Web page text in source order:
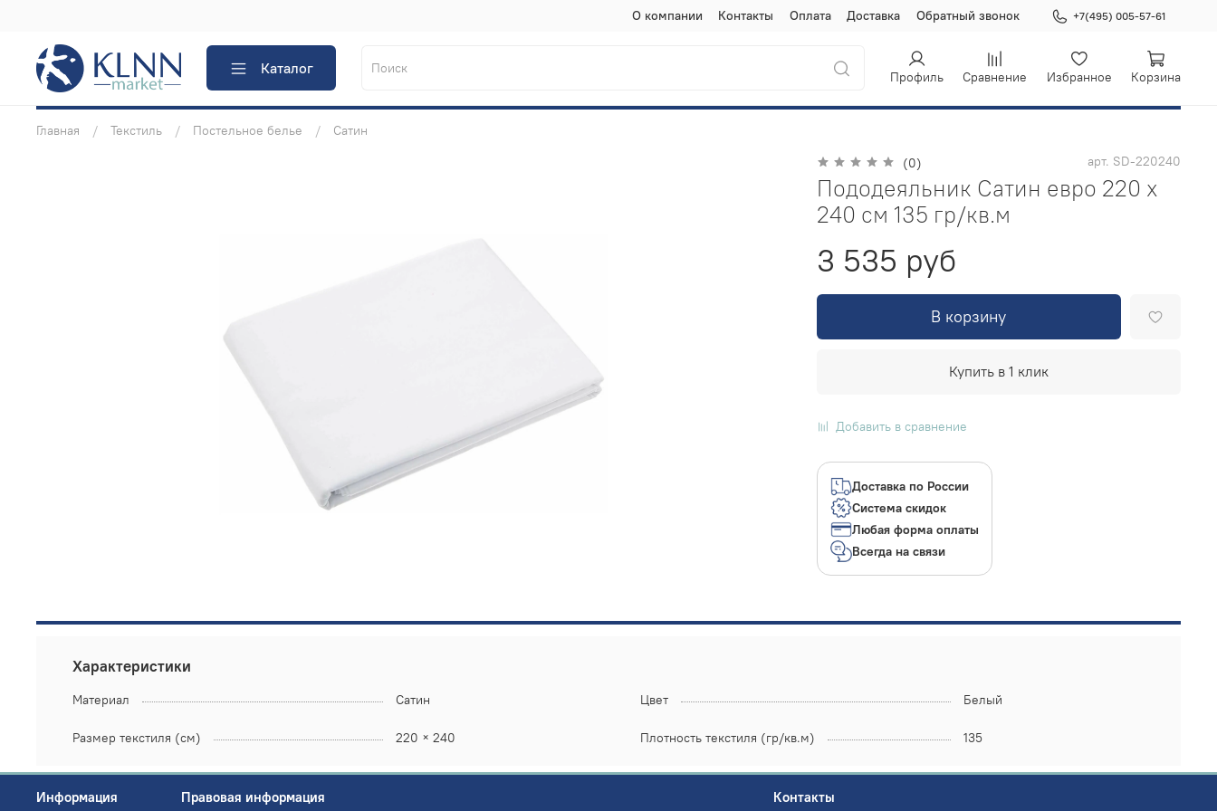
О компании Контакты Оплата Доставка Обратный звонок +7(495) 005-57-61
Каталог
Профиль Сравнение Избранное Корзина
Главная Текстиль Постельное белье
Сатин
(0)
арт. SD-220240
Пододеяльник Сатин евро 220 х
240 см 135 гр/кв.м
3 535 руб
В корзину
Купить в 1 клик
Добавить в сравнение
Доставка по России
Система скидок
Любая форма оплаты
Всегда на связи
Характеристики
Материал Сатин Цвет Белый
Размер текстиля (см) 220 × 240 Плотность текстиля (гр/кв.м) 135
Информация Правовая информация Контакты